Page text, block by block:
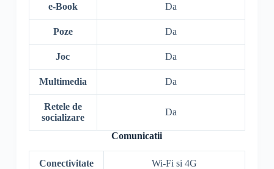
e-Book Da
Poze Da
Joc Da
Multimedia Da
Retele de
socializare
Da
Comunicatii
Conectivitate Wi-Fi si 4G